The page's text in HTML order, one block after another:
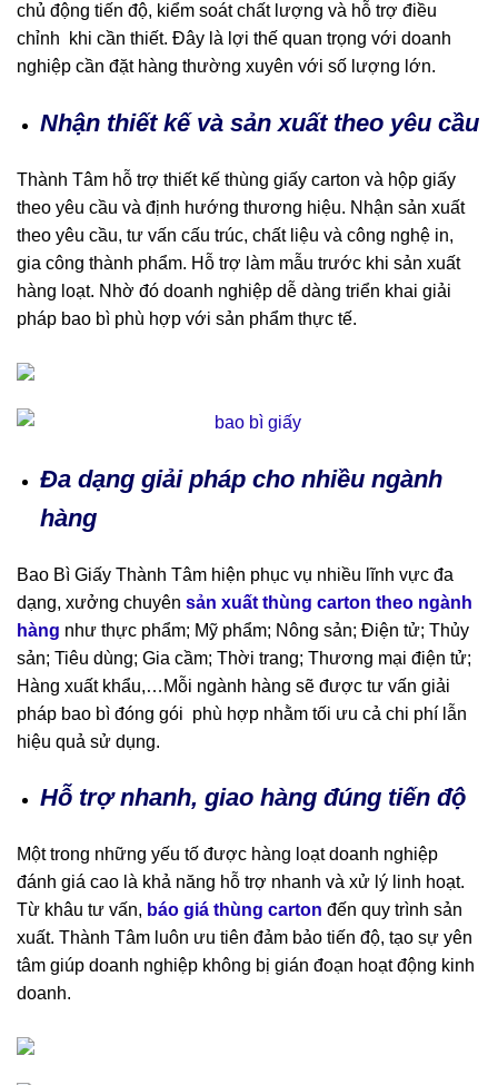
chủ động tiến độ, kiểm soát chất lượng và hỗ trợ điều
chỉnh khi cần thiết. Đây là lợi thế quan trọng với doanh
nghiệp cần đặt hàng thường xuyên với số lượng lớn.
Nhận thiết kế và sản xuất theo yêu cầu
Thành Tâm hỗ trợ thiết kế thùng giấy carton và hộp giấy
theo yêu cầu và định hướng thương hiệu. Nhận sản xuất
theo yêu cầu, tư vấn cấu trúc, chất liệu và công nghệ in,
gia công thành phẩm. Hỗ trợ làm mẫu trước khi sản xuất
hàng loạt. Nhờ đó doanh nghiệp dễ dàng triển khai giải
pháp bao bì phù hợp với sản phẩm thực tế.
Đa dạng giải pháp cho nhiều ngành
hàng
Bao Bì Giấy Thành Tâm hiện phục vụ nhiều lĩnh vực đa
dạng, xưởng chuyên sản xuất thùng carton theo ngành
hàng như thực phẩm; Mỹ phẩm; Nông sản; Điện tử; Thủy
sản; Tiêu dùng; Gia cầm; Thời trang; Thương mại điện tử;
Hàng xuất khẩu,…Mỗi ngành hàng sẽ được tư vấn giải
pháp bao bì đóng gói phù hợp nhằm tối ưu cả chi phí lẫn
hiệu quả sử dụng.
Hỗ trợ nhanh, giao hàng đúng tiến độ
Một trong những yếu tố được hàng loạt doanh nghiệp
đánh giá cao là khả năng hỗ trợ nhanh và xử lý linh hoạt.
Từ khâu tư vấn, báo giá thùng carton đến quy trình sản
xuất. Thành Tâm luôn ưu tiên đảm bảo tiến độ, tạo sự yên
tâm giúp doanh nghiệp không bị gián đoạn hoạt động kinh
doanh.